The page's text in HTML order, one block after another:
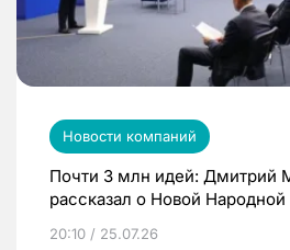
Новости компаний
Почти 3 млн идей: Дмитрий
рассказал о Новой
20:10 / 25.07.26